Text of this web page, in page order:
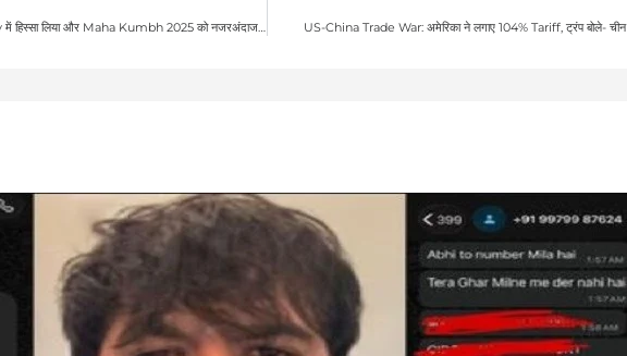
क्या वाकई Akhilesh Yadav ने Iftar Party में हिस्सा लिया और Maha Kumbh 2025 को नजरअंदाज कर दिया? जानिए सच्चाई US-China Trade War: अमेरिका ने लगाए 104% Tariff, ट्रंप बोले- चीन